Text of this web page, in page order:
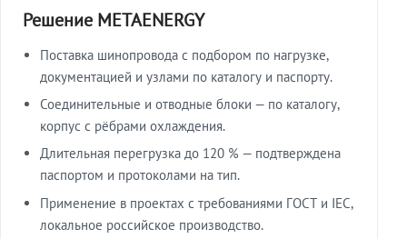
Решение METAENERGY
Поставка шинопровода с подбором по нагрузке,
документацией и узлами по каталогу и паспорту.
Соединительные и отводные блоки — по каталогу,
корпус с рёбрами охлаждения.
Длительная перегрузка до 120 % — подтверждена
паспортом и протоколами на тип.
Применение в проектах с требованиями ГОСТ и IEC,
локальное российское производство.